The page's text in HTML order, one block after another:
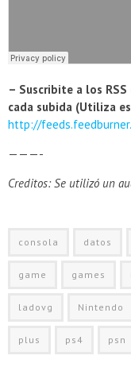
– Suscribite a los
cada subida (Utiliza
http://
———-
Creditos: Se utilizó un
consola datos
game games
ladovg Nintendo
plus ps4 psn